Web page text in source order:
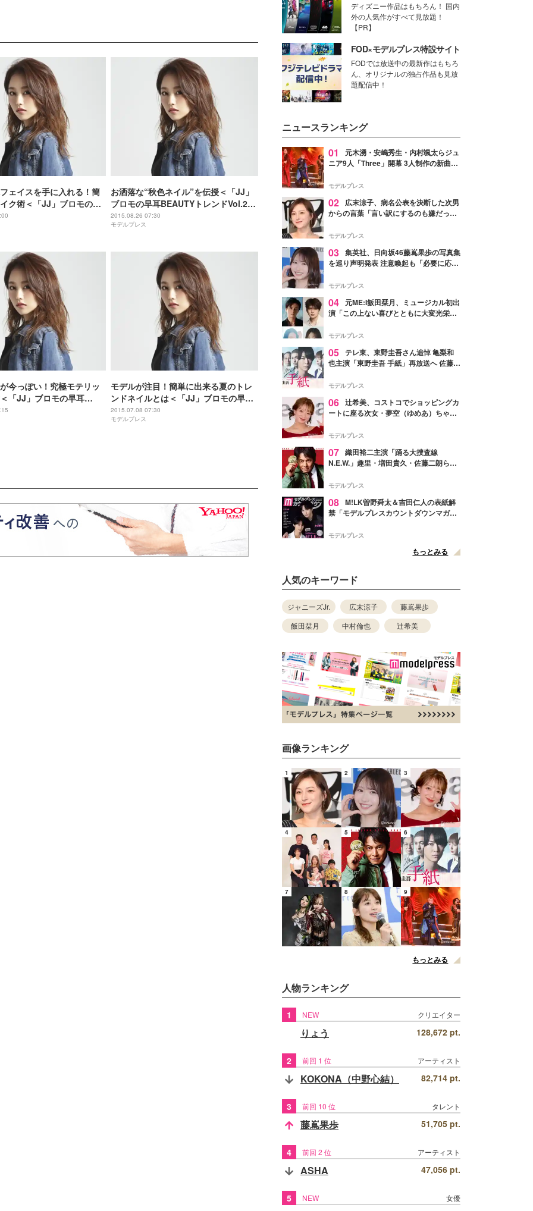
ェイスを手に入れる！簡
ク術＜「JJ」ブロモの早
レンドVol.28＞
お洒落な“秋色ネイル”を伝授＜「JJ」
ブロモの早耳BEAUTYトレンドVol.27
＞
2015.08.26 07:30
モデルプレス
今っぽい！究極モテリッ
「JJ」ブロモの早耳
ンドVol.26＞
モデルが注目！簡単に出来る夏のトレ
ンドネイルとは＜「JJ」ブロモの早耳
BEAUTYトレンドVol.25＞
2015.07.08 07:30
モデルプレス
ディズニー作品はもちろん！ 国内
外の人気作がすべて見放題！
【PR】
FOD×モデルプレス特設サイト
FODでは放送中の最新作はもちろ
ん、オリジナルの独占作品も見放
題配信中！
ニュースランキング
01
元木湧・安嶋秀生・内村颯太らジュ
ニア9人「Three」開幕 3人制作の新曲＆
進んで夢を掴みたい」【ゲネプロレポ】
モデルプレス
02
広末涼子、病名公表を決断した次男
からの言葉「言い訳にするのも嫌だっ
モデルプレス
03 集英社、日向坂46藤嶌果歩の写真集
を巡り声明発表 注意喚起も「必要に応じ
モデルプレス
04 元ME:I飯田栞月、ミュージカル初出
演「この上ない喜びとともに大変光栄」
ャスト発表
モデルプレス
05 テレ東、東野圭吾さん追悼 亀梨和
也主演「東野圭吾 手紙」再放送へ 佐藤隆
モデルプレス
06 辻希美、コストコでショッピングカ
ートに座る次女・夢空（ゆめあ）ちゃん
ぎ」「成長を感じる」の声
モデルプレス
07 織田裕二主演「踊る大捜査線
N.E.W.」趣里・増田貴久・佐藤二朗ら新
徴する“謎のキーワード”も
モデルプレス
08 M!LK曽野舜太＆吉田仁人の表紙解
禁「モデルプレスカウントダウンマガジ
モデルプレス
もっとみる
人気のキーワード
ジャニーズJr. 広末涼子
藤嶌果歩
飯田栞月
中村倫也 辻希美
画像ランキング
1 2 3
4 5 6
7 8 9
もっとみる
人物ランキング
1 NEW クリエイター
りょう 128,672 pt.
2 前回 1 位 アーティスト
KOKONA（中野心結） 82,714 pt.
3 前回 10 位 タレント
藤嶌果歩 51,705 pt.
4 前回 2 位 アーティスト
ASHA 47,056 pt.
5 NEW 女優